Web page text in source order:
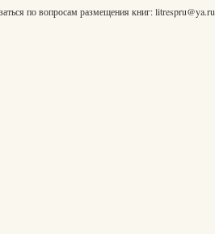
по вопросам размещения книг:litrespru@ya.ru